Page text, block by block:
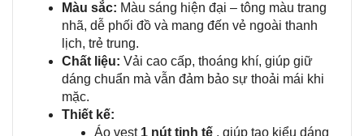
Màu sắc: Màu sáng hiện đại – tông màu trang
nhã, dễ phối đồ và mang đến vẻ ngoài thanh
lịch, trẻ trung.
Chất liệu: Vải cao cấp, thoáng khí, giúp giữ
dáng chuẩn mà vẫn đảm bảo sự thoải mái khi
mặc.
Thiết kế:
Áo vest 1 nút tinh tế , giúp tạo kiểu dáng